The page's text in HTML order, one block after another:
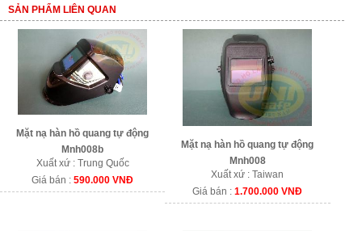
SẢN PHẨM LIÊN QUAN
Mặt nạ hàn hồ quang tự động
Mnh008b
Xuất xứ : Trung Quốc
Giá bán :590.000 VNĐ
Mặt nạ hàn hồ quang tự động
Mnh008
Xuất xứ : Taiwan
Giá bán :1.700.000 VNĐ